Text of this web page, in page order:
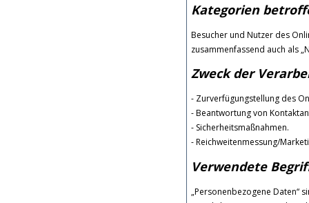
Kategorien
Besucher und Nutzer des
zusammenfassend auch als
Zweck der
- Zurverfügungstellung des
- Beantwortung von
- Sicherheitsmaßnahmen.
- Reichweitenmessung/
Verwendete
„Personenbezogene Daten“